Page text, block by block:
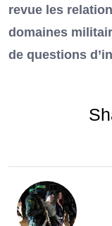
revue les
domaines
de questions